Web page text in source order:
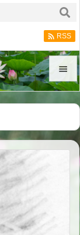


メニュ

 RSS